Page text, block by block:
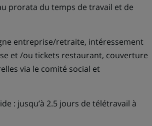
prorata du temps de travail et de
entreprise/retraite, intéressement
et /ou tickets restaurant, couverture
via le comité social et
: jusqu’à 2.5 jours de télétravail à